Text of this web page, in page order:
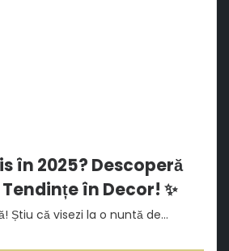
în 2025? Descoperă
în Decor! ✨
Știu că visezi la o nuntă de...